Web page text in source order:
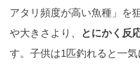
アタリ頻度が高い魚種」を
や大きさより、
とにかく反
す。子供は1匹釣れると一